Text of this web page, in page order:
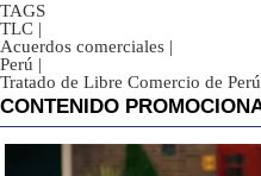
TAGS
TLC |
Acuerdos comerciales |
Perú |
Tratado de Libre Comercio de Perú